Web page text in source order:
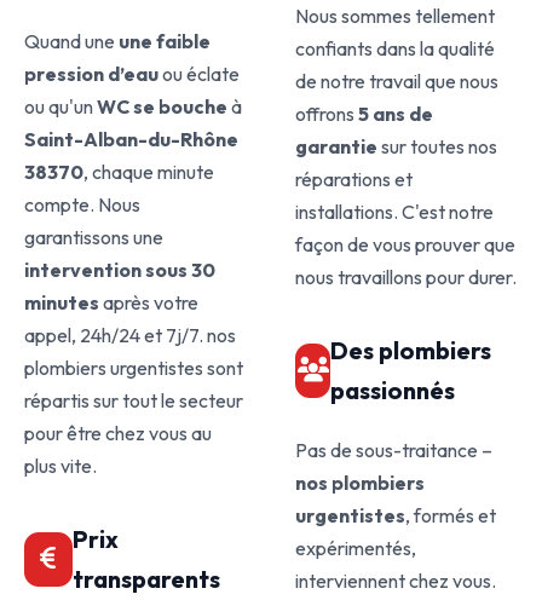
Quand une une faible
pression d’eauou éclate
ou qu'unWC se bouche à
Saint-Alban-du-Rhône
38370, chaque minute
compte. Nous
garantissons une
intervention sous 30
minutes après votre
appel, 24h/24 et 7j/7. nos
plombiers urgentistes sont
répartis sur tout le secteur
pour être chez vous au
plus vite.
Prix
transparents
Nous sommes tellement
confiants dans la qualité
de notre travail que nous
offrons 5 ans de
garantie sur toutes nos
réparations et
installations. C'est notre
façon de vous prouver que
nous travaillons pour durer.
Des plombiers
passionnés
Pas de sous-traitance –
nos plombiers
urgentistes, formés et
expérimentés,
interviennent chez vous.